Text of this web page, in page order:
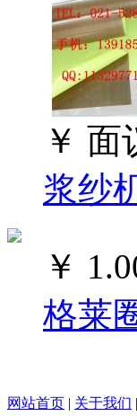
￥ 面
浆纱
￥
格莱
网站首页 | 关于我们 |